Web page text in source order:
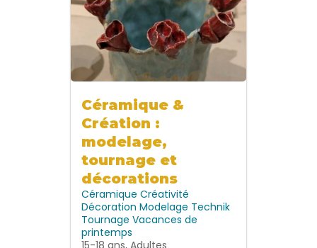
Céramique &
Création :
modelage,
tournage et
décorations
Céramique Créativité
Décoration Modelage Technik
Tournage Vacances de
printemps
15-18 ans, Adultes